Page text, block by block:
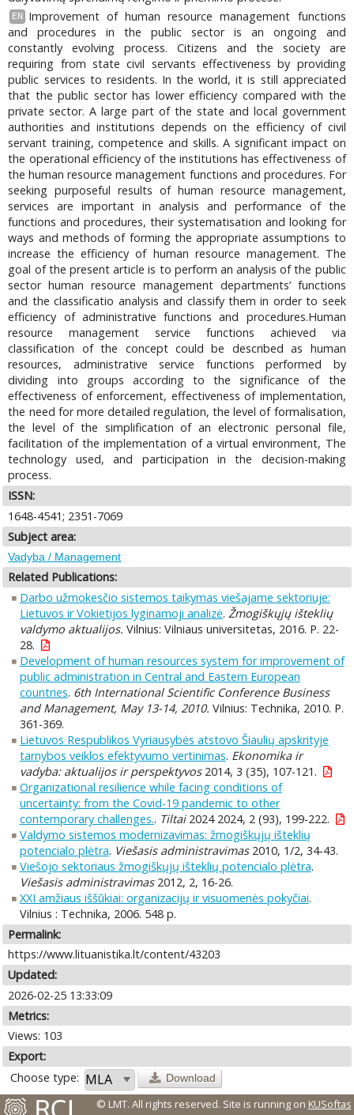
EN
Improvement of human resource management functions
and procedures in the public sector is an ongoing and
constantly evolving process. Citizens and the society are
requiring from state civil servants effectiveness by providing
public services to residents. In the world, it is still appreciated
that the public sector has lower efficiency compared with the
private sector. A large part of the state and local government
authorities and institutions depends on the efficiency of civil
servant training, competence and skills. A significant impact on
the operational efficiency of the institutions has effectiveness of
the human resource management functions and procedures. For
seeking purposeful results of human resource management,
services are important in analysis and performance of the
functions and procedures, their systematisation and looking for
ways and methods of forming the appropriate assumptions to
increase the efficiency of human resource management. The
goal of the present article is to perform an analysis of the public
sector human resource management departments’ functions
and the classificatio analysis and classify them in order to seek
efficiency of administrative functions and procedures.Human
resource management service functions achieved via
classification of the concept could be described as human
resources, administrative service functions performed by
dividing into groups according to the significance of the
effectiveness of enforcement, effectiveness of implementation,
the need for more detailed regulation, the level of formalisation,
the level of the simplification of an electronic personal file,
facilitation of the implementation of a virtual environment, The
technology used, and participation in the decision-making
process.
ISSN:
1648-4541; 2351-7069
Subject area:
Vadyba / Management
Related Publications:
Darbo užmokesčio sistemos taikymas viešajame sektoriuje:
Lietuvos ir Vokietijos lyginamoji analizė. Žmogiškųjų išteklių
valdymo aktualijos. Vilnius: Vilniaus universitetas, 2016. P. 22-
28.
Development of human resources system for improvement of
public administration in Central and Eastern European
countries. 6th International Scientific Conference Business
and Management, May 13-14, 2010. Vilnius: Technika, 2010. P.
361-369.
Lietuvos Respublikos Vyriausybės atstovo Šiaulių apskrityje
tarnybos veiklos efektyvumo vertinimas. Ekonomika ir
vadyba: aktualijos ir perspektyvos2014, 3 (35), 107-121.
Organizational resilience while facing conditions of
uncertainty: from the Covid-19 pandemic to other
contemporary challenges.. Tiltai2024 2024, 2 (93), 199-222.
Valdymo sistemos modernizavimas: žmogiškųjų išteklių
potencialo plėtra. Viešasis administravimas2010, 1/2, 34-43.
Viešojo sektoriaus žmogiškųjų išteklių potencialo plėtra.
Viešasis administravimas2012, 2, 16-26.
XXI amžiaus iššūkiai: organizacijų ir visuomenės pokyčiai.
Vilnius : Technika, 2006. 548 p.
Permalink:
https://www.lituanistika.lt/content/43203
Updated:
2026-02-25 13:33:09
Metrics:
Views: 103
Export:
Choose type:
Download
© LMT. All rights reserved. Site is running on KUSoftas